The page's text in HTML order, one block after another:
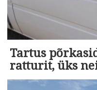
Tartus
ratturit, üks